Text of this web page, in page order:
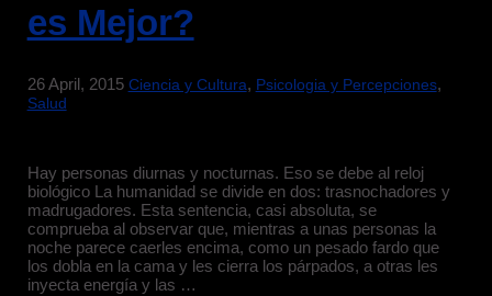
es Mejor?
26 April, 2015 Ciencia y Cultura, Psicologia y Percepciones,
Salud
Hay personas diurnas y nocturnas. Eso se debe al reloj
biológico La humanidad se divide en dos: trasnochadores y
madrugadores. Esta sentencia, casi absoluta, se
comprueba al observar que, mientras a unas personas la
noche parece caerles encima, como un pesado fardo que
los dobla en la cama y les cierra los párpados, a otras les
inyecta energía y las …